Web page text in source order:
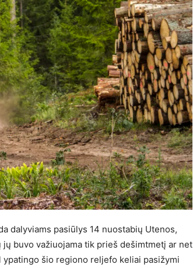
dalyviams pasiūlys 14 nuostabių Utenos,
buvo važiuojama tik prieš dešimtmetį ar net
šio regiono reljefo keliai pasižymi